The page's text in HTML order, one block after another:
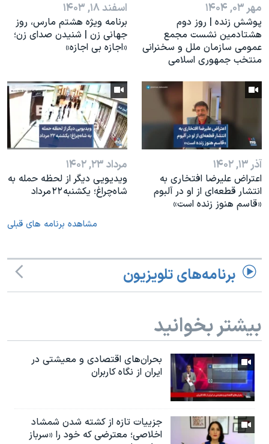
مهر ۰۳, ۱۴۰۴
پوشش زنده | روز دوم
هشتادمین نشست مجمع
عمومی سازمان ملل و سخنرانی
منتخب جمهوری اسلامی
اسفند ۱۸, ۱۴۰۳
برنامه ویژه هشتم مارس، روز
جهانی زن | شنیدن صدای زن؛
«اجازه بی اجازه»
آذر ۱۳, ۱۴۰۲
اعتراض علیرضا افتخاری به
انتشار قطعه‌ای از او در آلبوم
«قاسم هنوز زنده است»
مرداد ۲۳, ۱۴۰۲
ویدیویی دیگر از لحظه حمله به
شاه‌چراغ؛ یکشنبه ۲۲ مرداد
مشاهده برنامه های قبلی
برنامه‌های تلویزیون
بیشتر بخوانید
بحران‌های اقتصادی و معیشتی در
ایران از نگاه کاربران
جزییات تازه از کشته شدن شمشاد
اخلاصی؛ معترضی که خود را «سرباز